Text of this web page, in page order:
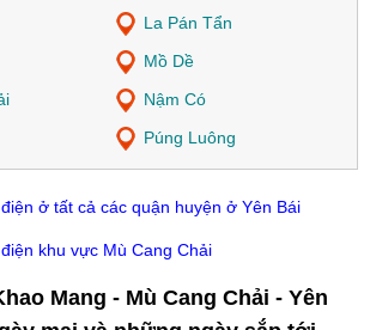
La Pán Tẩn
Mồ Dề
Nậm Có
Púng Luông
ở tất cả các quận huyện ở Yên Bái
khu vực Mù Cang Chải
Mang - Mù Cang Chải - Yên